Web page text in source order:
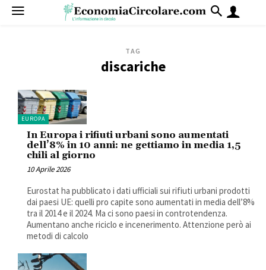
TAG
discariche
EUROPA
In Europa i rifiuti urbani sono aumentati
dell’8% in 10 anni: ne gettiamo in media 1,5
chili al giorno
10 Aprile 2026
Eurostat ha pubblicato i dati ufficiali sui rifiuti urbani prodotti
dai paesi UE: quelli pro capite sono aumentati in media dell’8%
tra il 2014 e il 2024. Ma ci sono paesi in controtendenza.
Aumentano anche riciclo e incenerimento. Attenzione però ai
metodi di calcolo